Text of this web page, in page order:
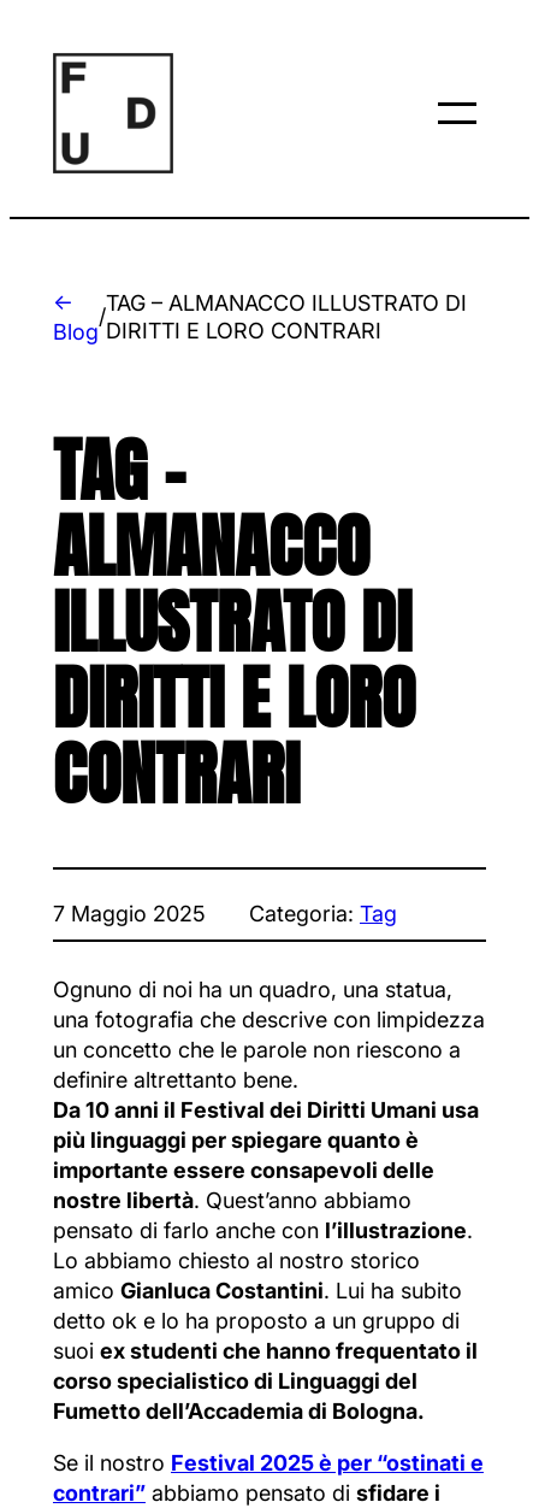
contenuto
←
Blog
/
TAG – ALMANACCO ILLUSTRATO DI
DIRITTI E LORO CONTRARI
TAG –
ALMANACCO
ILLUSTRATO DI
DIRITTI E LORO
CONTRARI
7 Maggio 2025 Categoria: Tag
Ognuno di noi ha un quadro, una statua,
una fotografia che descrive con limpidezza
un concetto che le parole non riescono a
definire altrettanto bene.
Da 10 anni il Festival dei Diritti Umani usa
più linguaggi per spiegare quanto è
importante essere consapevoli delle
nostre libertà. Quest’anno abbiamo
pensato di farlo anche con l’illustrazione.
Lo abbiamo chiesto al nostro storico
amico Gianluca Costantini. Lui ha subito
detto ok e lo ha proposto a un gruppo di
suoi ex studenti che hanno frequentato il
corso specialistico di Linguaggi del
Fumetto dell’Accademia di Bologna.
Se il nostro Festival 2025 è per “ostinati e
contrari” abbiamo pensato di sfidare i